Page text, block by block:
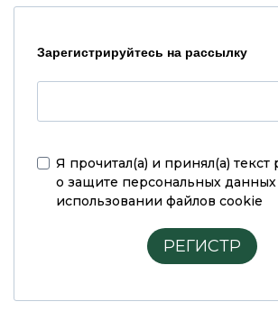
Зарегистрируйтесь на рассылку
Я прочитал(а) и принял(а) текст
о защите персональных
использовании файлов cookie
РЕГИСТР